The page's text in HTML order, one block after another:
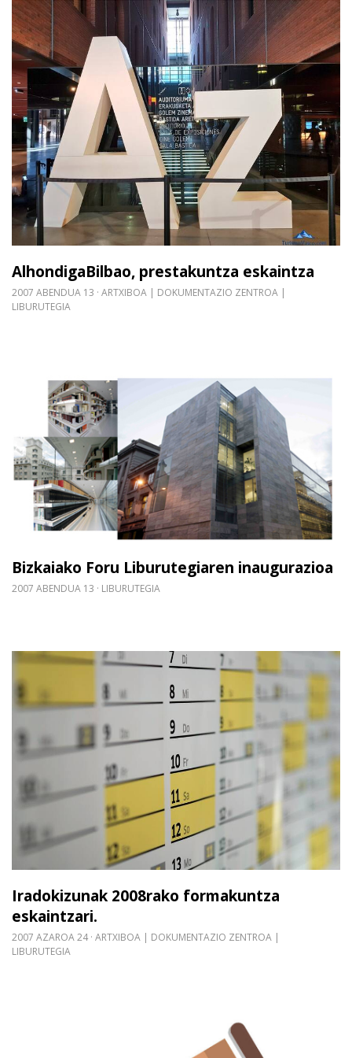
AlhondigaBilbao, prestakuntza eskaintza
2007 ABENDUA 13 ARTXIBOA | DOKUMENTAZIO ZENTROA |
LIBURUTEGIA
Gehiago irakurri: AlhondigaBilbao, prestakuntza
Bizkaiako Foru Liburutegiaren inaugurazioa
2007 ABENDUA 13 LIBURUTEGIA
Gehiago irakurri: Bizkaiako Foru Liburutegiaren
Iradokizunak 2008rako formakuntza
eskaintzari.
2007 AZAROA 24 ARTXIBOA | DOKUMENTAZIO ZENTROA |
LIBURUTEGIA
Gehiago irakurri: Iradokizunak 2008rako
Gehiago irakurri: 11/2007 Legea, urriaren